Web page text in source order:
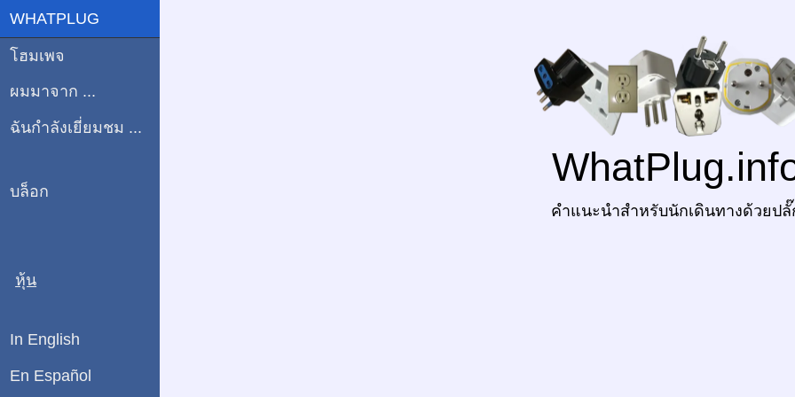
คำแนะนำสำหรับนักเดินทางด้วยปลั๊
WHATPLUG
โฮมเพจ
ผมมาจาก ...
ฉันกำลังเยี่ยมชม ...
บล็อก
หุ้น
In English
En Español